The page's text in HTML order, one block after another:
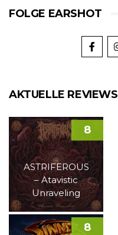
FOLGE EARSHOT
AKTUELLE REVIEWS
ASTRIFEROUS
– Atavistic
Unraveling
8
8